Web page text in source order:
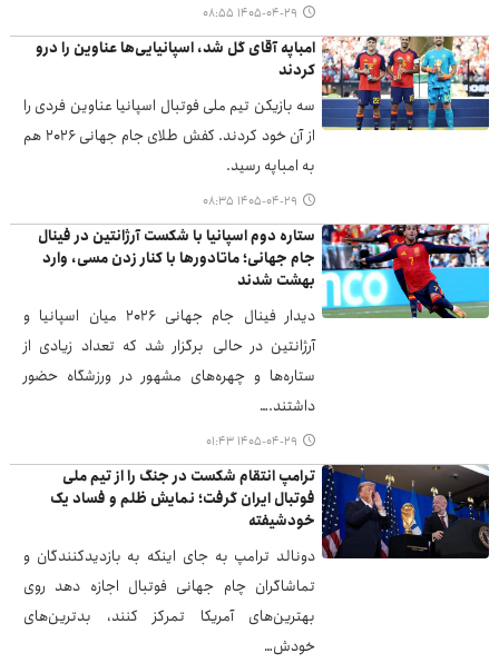
۱۴۰۵-۰۴-۲۹ ۰۸:۵۵
امباپه آقای گل شد، اسپانیایی‌ها عناوین را درو
کردند
سه بازیکن تیم ملی فوتبال اسپانیا عناوین فردی را
از آن خود کردند. کفش طلای جام جهانی ۲۰۲۶ هم
به امباپه رسید.
۱۴۰۵-۰۴-۲۹ ۰۸:۳۵
ستاره دوم اسپانیا با شکست آرژانتین در فینال
جام جهانی؛ ماتادورها با کنار زدن مسی، وارد
بهشت شدند
دیدار فینال جام جهانی ۲۰۲۶ میان اسپانیا و
آرژانتین در حالی برگزار شد که تعداد زیادی از
ستاره‌ها و چهره‌های مشهور در ورزشگاه حضور
داشتند.…
۱۴۰۵-۰۴-۲۹ ۰۱:۴۳
ترامپ انتقام شکست در جنگ را از تیم ملی
فوتبال ایران گرفت؛ نمایش ظلم و فساد یک
خودشیفته
دونالد ترامپ به جای اینکه به بازدیدکنندگان و
تماشاگران چام جهانی فوتبال اجازه دهد روی
بهترین‌های آمریکا تمرکز کنند، بدترین‌های
خودش…